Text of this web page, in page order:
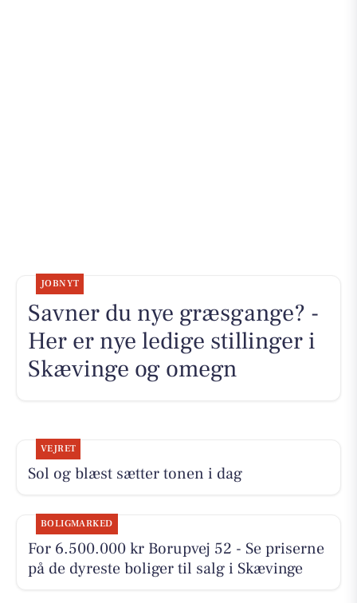
JOBNYT
Savner du nye græsgange? -
Her er nye ledige stillinger i
Skævinge og omegn
VEJRET
Sol og blæst sætter tonen i dag
BOLIGMARKED
For 6.500.000 kr Borupvej 52 - Se priserne
på de dyreste boliger til salg i Skævinge